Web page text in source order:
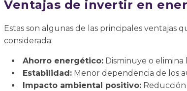
Ventajas de invertir en
Estas son algunas de las principales ventajas
considerada:
Ahorro energético: Disminuye o
Estabilidad: Menor dependencia de los
Impacto ambiental positivo: